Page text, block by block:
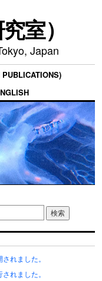
室）
Japan
れました。
れました。